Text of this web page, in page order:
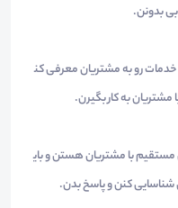
بدونن.
خدمات رو به مشتریان معرفی کن
مشتریان به کار بگیرن.
با مشتریان هستن و بای
شناسایی کنن و پاسخ بدن.